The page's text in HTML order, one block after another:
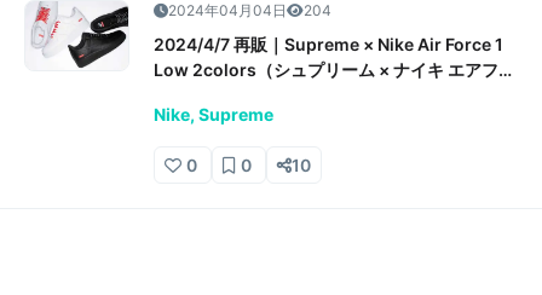
2024年04月04日 204
2024/4/7 再販｜Supreme × Nike Air Force 1
Low 2colors（シュプリーム × ナイキ エアフォ
Nike, Supreme
0 0 10